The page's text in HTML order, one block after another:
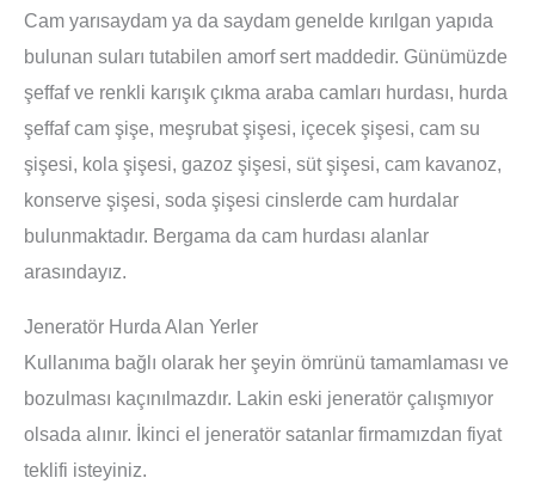
Cam yarısaydam ya da saydam genelde kırılgan yapıda
bulunan suları tutabilen amorf sert maddedir. Günümüzde
şeffaf ve renkli karışık çıkma araba camları hurdası, hurda
şeffaf cam şişe, meşrubat şişesi, içecek şişesi, cam su
şişesi, kola şişesi, gazoz şişesi, süt şişesi, cam kavanoz,
konserve şişesi, soda şişesi cinslerde cam hurdalar
bulunmaktadır. Bergama da cam hurdası alanlar
arasındayız.
Jeneratör Hurda Alan Yerler
Kullanıma bağlı olarak her şeyin ömrünü tamamlaması ve
bozulması kaçınılmazdır. Lakin eski jeneratör çalışmıyor
olsada alınır. İkinci el jeneratör satanlar firmamızdan fiyat
teklifi isteyiniz.